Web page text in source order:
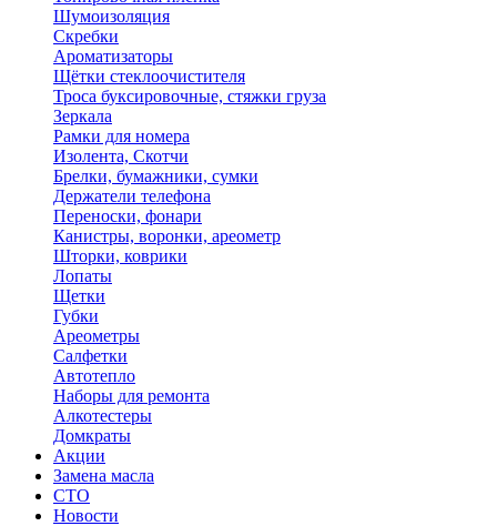
Шумоизоляция
Скребки
Ароматизаторы
Щётки стеклоочистителя
Троса буксировочные, стяжки груза
Зеркала
Рамки для номера
Изолента, Скотчи
Брелки, бумажники, сумки
Держатели телефона
Переноски, фонари
Канистры, воронки, ареометр
Шторки, коврики
Лопаты
Щетки
Губки
Ареометры
Салфетки
Автотепло
Наборы для ремонта
Алкотестеры
Домкраты
Акции
Замена масла
СТО
Новости